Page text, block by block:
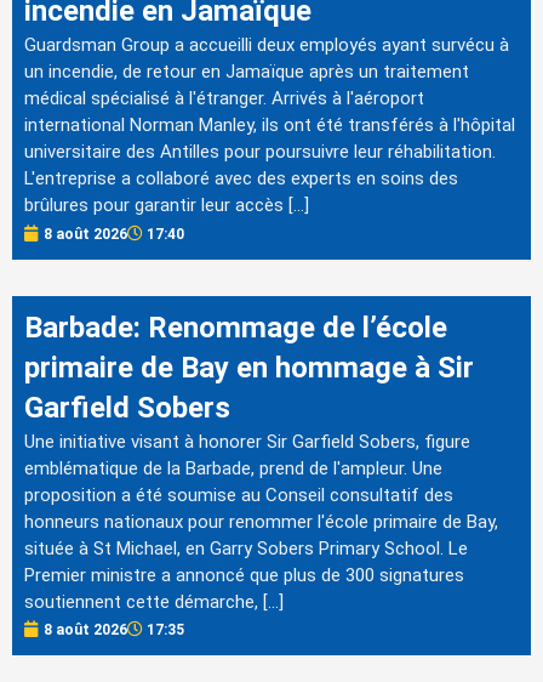
incendie en Jamaïque
Guardsman Group a accueilli deux employés ayant survécu à
un incendie, de retour en Jamaïque après un traitement
médical spécialisé à l'étranger. Arrivés à l'aéroport
international Norman Manley, ils ont été transférés à l'hôpital
universitaire des Antilles pour poursuivre leur réhabilitation.
L'entreprise a collaboré avec des experts en soins des
brûlures pour garantir leur accès […]
8 août 2026 17:40
Barbade: Renommage de l’école
primaire de Bay en hommage à Sir
Garfield Sobers
Une initiative visant à honorer Sir Garfield Sobers, figure
emblématique de la Barbade, prend de l'ampleur. Une
proposition a été soumise au Conseil consultatif des
honneurs nationaux pour renommer l'école primaire de Bay,
située à St Michael, en Garry Sobers Primary School. Le
Premier ministre a annoncé que plus de 300 signatures
soutiennent cette démarche, […]
8 août 2026 17:35